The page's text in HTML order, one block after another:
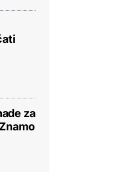
PONUDU
za